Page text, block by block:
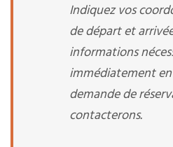
Indiquez vos
de départ et
informations
immédiatement
demande de
contacterons.